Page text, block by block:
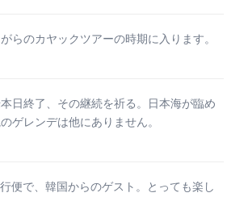
らのカヤックツアーの時期に入ります。
日終了、その継続を祈る。日本海が臨め
ゲレンデは他にありません。
便で、韓国からのゲスト。とっても楽し